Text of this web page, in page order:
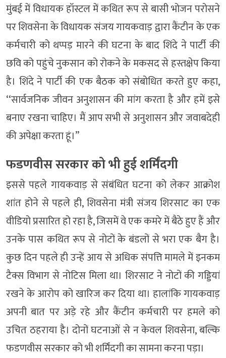
मुंबई में विधायक हॉस्टल में कथित रूप से बासी भोजन परोसने
पर शिवसेना के विधायक संजय गायकवाड़ द्वारा कैंटीन के एक
कर्मचारी को थप्पड़ मारने की घटना के बाद शिंदे ने पार्टी की
छवि को पहुंचे नुकसान को रोकने के मकसद से हस्तक्षेप किया
है। शिंदे ने पार्टी की एक बैठक को संबोधित करते हुए कहा,
‘‘सार्वजनिक जीवन अनुशासन की मांग करता है और हमें इसे
बनाए रखना चाहिए। मैं आप सभी से अनुशासन और जवाबदेही
की अपेक्षा करता हूं।’’
फडणवीस सरकार को भी हुई शर्मिंदगी
इससे पहले गायकवाड़ से संबंधित घटना को लेकर आक्रोश
शांत होने से पहले ही, शिवसेना मंत्री संजय शिरसाट का एक
वीडियो प्रसारित हो रहा है, जिसमें वे एक कमरे में बैठे हुए हैं और
उनके पास कथित रूप से नोटों के बंडलों से भरा एक बैग है।
कुछ दिन पहले ही उन्हें आय से अधिक संपत्ति मामले में इनकम
टैक्स विभाग से नोटिस मिला था। शिरसाट ने नोटों की गड्डियां
रखने के आरोप को खारिज कर दिया था। हालांकि गायकवाड़
अपनी बात पर अड़े रहे और कैंटीन कर्मचारी पर हमले को
उचित ठहराया है। दोनों घटनाओं से न केवल शिवसेना, बल्कि
फडणवीस सरकार को भी शर्मिंदगी का सामना करना पड़ा।